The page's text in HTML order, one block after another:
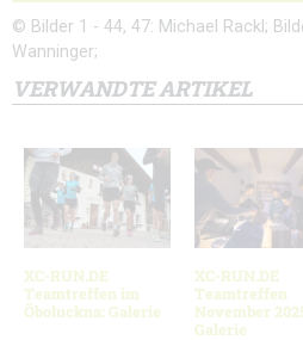
© Bilder 1 - 44, 47: Michael Rackl;
Wanninger;
VERWANDTE ARTIKEL
XC-RUN.DE
Teamtreffen im
Öboluckna: Galerie
XC-RUN.DE
Teamtreffen
November
Galerie